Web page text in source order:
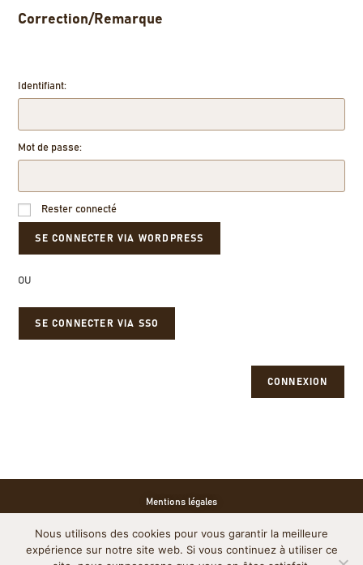
Correction/Remarque
Identifiant:
Mot de passe:
Rester connecté
OU
SE CONNECTER VIA SSO
CONNEXION
Mentions légales
Politique de cookies
Nous utilisons des cookies pour vous garantir la meilleure
expérience sur notre site web. Si vous continuez à utiliser ce